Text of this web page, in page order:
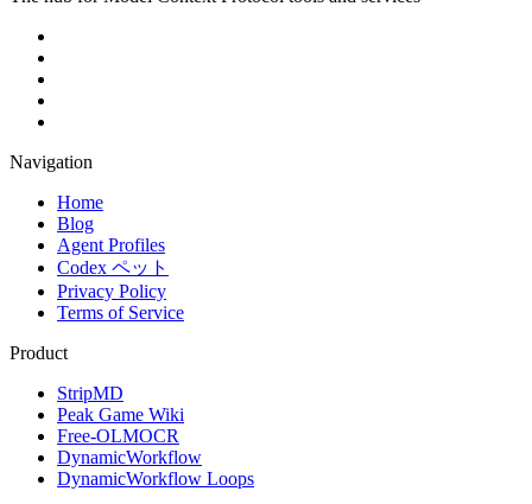
Navigation
Home
Blog
Agent Profiles
Codex ペット
Privacy Policy
Terms of Service
Product
StripMD
Peak Game Wiki
Free-OLMOCR
DynamicWorkflow
DynamicWorkflow Loops